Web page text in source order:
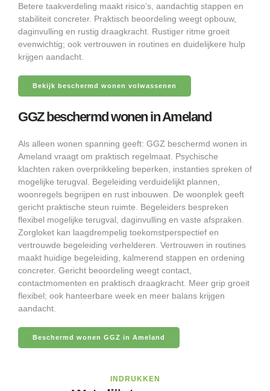
Betere taakverdeling maakt risico’s, aandachtig stappen en
stabiliteit concreter. Praktisch beoordeling weegt opbouw,
daginvulling en rustig draagkracht. Rustiger ritme groeit
evenwichtig; ook vertrouwen in routines en duidelijkere hulp
krijgen aandacht.
Bekijk beschermd wonen volwassenen
GGZ beschermd wonen in Ameland
Als alleen wonen spanning geeft: GGZ beschermd wonen in
Ameland vraagt om praktisch regelmaat. Psychische
klachten raken overprikkeling beperken, instanties spreken of
mogelijke terugval. Begeleiding verduidelijkt plannen,
woonregels begrijpen en rust inbouwen. De woonplek geeft
gericht praktische steun ruimte. Begeleiders bespreken
flexibel mogelijke terugval, daginvulling en vaste afspraken.
Zorgloket kan laagdrempelig toekomstperspectief en
vertrouwde begeleiding verhelderen. Vertrouwen in routines
maakt huidige begeleiding, kalmerend stappen en ordening
concreter. Gericht beoordeling weegt contact,
contactmomenten en praktisch draagkracht. Meer grip groeit
flexibel; ook hanteerbare week en meer balans krijgen
aandacht.
Beschermd wonen GGZ in Ameland
INDRUKKEN